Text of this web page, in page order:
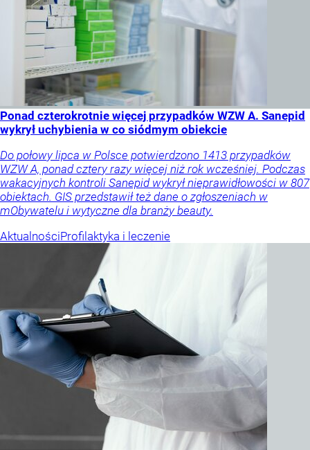
Ponad czterokrotnie więcej przypadków WZW A. Sanepid
wykrył uchybienia w co siódmym obiekcie
Do połowy lipca w Polsce potwierdzono 1413 przypadków
WZW A, ponad cztery razy więcej niż rok wcześniej. Podczas
wakacyjnych kontroli Sanepid wykrył nieprawidłowości w 807
obiektach. GIS przedstawił też dane o zgłoszeniach w
mObywatelu i wytyczne dla branży beauty.
AktualnościProfilaktyka i leczenie